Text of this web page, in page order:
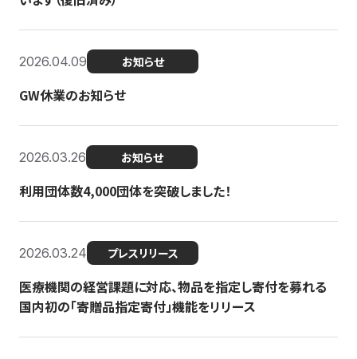
2026.04.09 お知らせ
GW休業のお知らせ
2026.03.26 お知らせ
利用団体数4,000団体を突破しました！
2026.03.24 プレスリリース
医療機関の経営課題に対応、物品を指定し寄付を募れる
国内初の「寄贈品指定寄付」機能をリリース